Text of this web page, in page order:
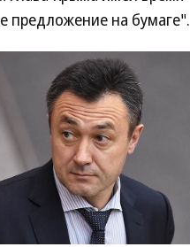
предложение на бумаге".